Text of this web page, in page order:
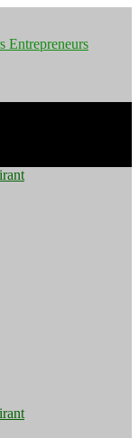
Pourquoi